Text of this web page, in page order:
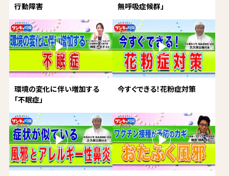
行動障害
無呼吸症候群」
環境の変化に伴い増加する
「不眠症」
今すぐできる！花粉症対策